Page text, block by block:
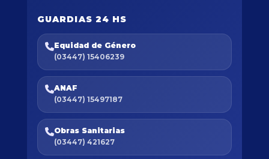
GUARDIAS 24 HS
Equidad de Género
(03447) 15406239
ANAF
(03447) 15497187
Obras Sanitarias
(03447) 421627